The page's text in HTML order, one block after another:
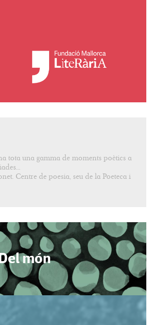
tota una gamma de moments poètics a
Centre de poesia, seu de la Poeteca i
món